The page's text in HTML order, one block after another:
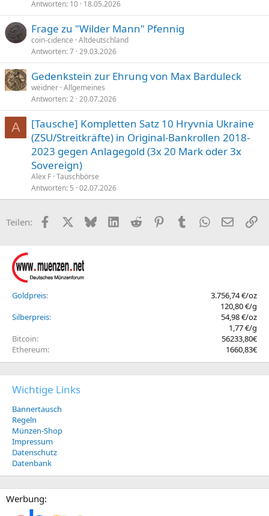
Antworten 10 18.05.2026
Frage zu "Wilder Mann" Pfennig
coin-cidence Altdeutschland
Antworten 7 29.03.2026
Gedenkstein zur Ehrung von Max Barduleck
weidner Allgemeines
Antworten 2 20.07.2026
A
[Tausche] Kompletten Satz 10 Hryvnia Ukraine
(ZSU/Streitkräfte) in Original-Bankrollen 2018-
2023 gegen Anlagegold (3x 20 Mark oder 3x
Sovereign)
Alex F Tauschbörse
Antworten 5 02.07.2026
Teilen: FacebookX (Twitter)
BlueskyLinkedIn
Reddit PinterestTumblr WhatsApp
E-Mail
Goldpreis
3.756,74 €/oz
120,80 €/g
Silberpreis
54,98 €/oz
1,77 €/g
Bitcoin
56233,80€
Ethereum
1660,83€
Wichtige Links
Bannertausch
Regeln
Münzen-Shop
Impressum
Datenschutz
Datenbank
Werbung: